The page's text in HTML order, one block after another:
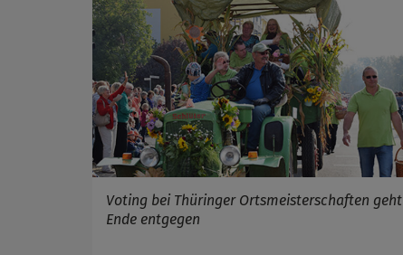
Voting bei Thüringer Ortsmeisterschaften geht
Ende entgegen